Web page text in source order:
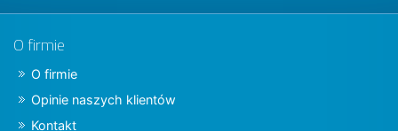
O firmie
O firmie
Opinie naszych klientów
Kontakt